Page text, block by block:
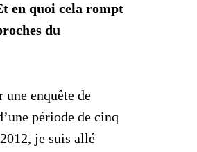
en quoi cela rompt
du
une enquête de
période de cinq
je suis allé